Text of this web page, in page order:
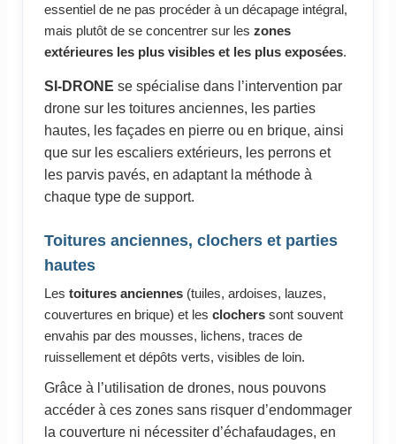
essentiel de ne pas procéder à un décapage intégral,
mais plutôt de se concentrer sur les zones
extérieures les plus visibles et les plus exposées.
SI-DRONE se spécialise dans l’intervention par
drone sur les toitures anciennes, les parties
hautes, les façades en pierre ou en brique, ainsi
que sur les escaliers extérieurs, les perrons et
les parvis pavés, en adaptant la méthode à
chaque type de support.
Toitures anciennes, clochers et parties
hautes
Les toitures anciennes(tuiles, ardoises, lauzes,
couvertures en brique) et les clocherssont souvent
envahis par des mousses, lichens, traces de
ruissellement et dépôts verts, visibles de loin.
Grâce à l’utilisation de drones, nous pouvons
accéder à ces zones sans risquer d’endommager
la couverture ni nécessiter d’échafaudages, en